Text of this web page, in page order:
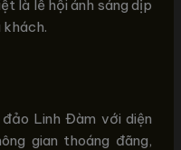
là lễ hội ánh sáng dịp
khách.
Linh Đàm với diện
gian thoáng đãng,